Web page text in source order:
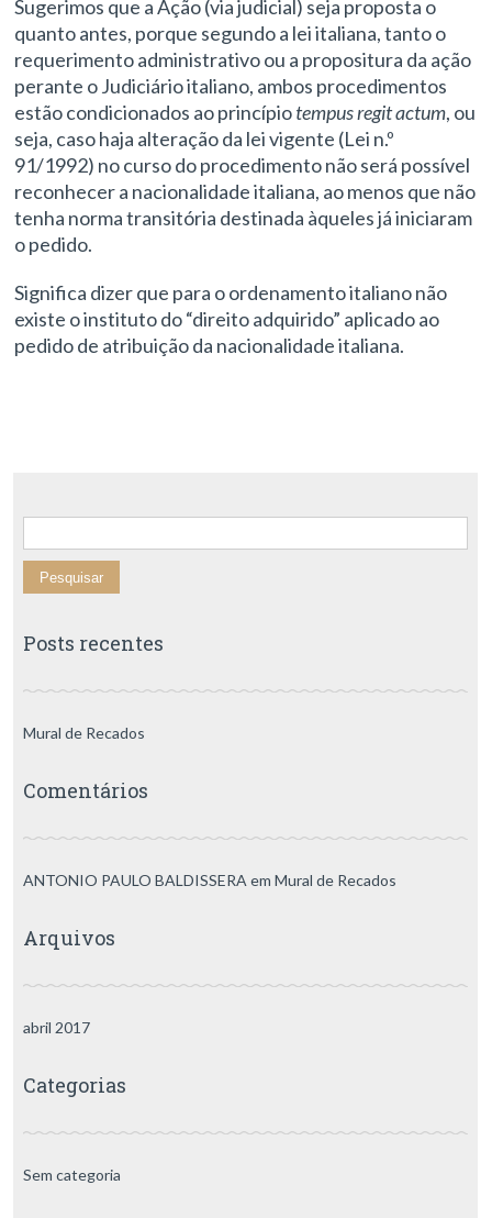
Sugerimos que a Ação (via judicial) seja proposta o
quanto antes, porque segundo a lei italiana, tanto o
requerimento administrativo ou a propositura da ação
perante o Judiciário italiano, ambos procedimentos
estão condicionados ao princípiotempus regit actum, ou
seja, caso haja alteração da lei vigente (Lei n.º
91/1992) no curso do procedimento não será possível
reconhecer a nacionalidade italiana, ao menos que não
tenha norma transitória destinada àqueles já iniciaram
o pedido.
Significa dizer que para o ordenamento italiano não
existe o instituto do “direito adquirido” aplicado ao
pedido de atribuição da nacionalidade italiana.
Pesquisar por:
Posts recentes
Mural de Recados
Comentários
ANTONIO PAULO BALDISSERA em Mural de Recados
Arquivos
abril 2017
Categorias
Sem categoria